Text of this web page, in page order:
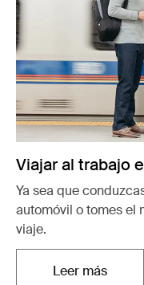
Viajar al trabajo
Ya sea que
automóvil o tomes el
viaje.
Leer más
Se abre